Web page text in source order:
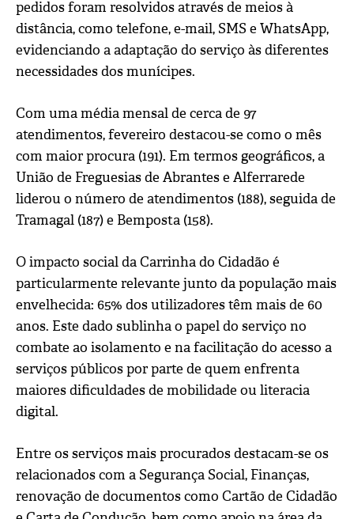
pedidos foram resolvidos através de meios à
distância, como telefone, e-mail, SMS e WhatsApp,
evidenciando a adaptação do serviço às diferentes
necessidades dos munícipes.
Com uma média mensal de cerca de 97
atendimentos, fevereiro destacou-se como o mês
com maior procura (191). Em termos geográficos, a
União de Freguesias de Abrantes e Alferrarede
liderou o número de atendimentos (188), seguida de
Tramagal (187) e Bemposta (158).
O impacto social da Carrinha do Cidadão é
particularmente relevante junto da população mais
envelhecida: 65% dos utilizadores têm mais de 60
anos. Este dado sublinha o papel do serviço no
combate ao isolamento e na facilitação do acesso a
serviços públicos por parte de quem enfrenta
maiores dificuldades de mobilidade ou literacia
digital.
Entre os serviços mais procurados destacam-se os
relacionados com a Segurança Social, Finanças,
renovação de documentos como Cartão de Cidadão